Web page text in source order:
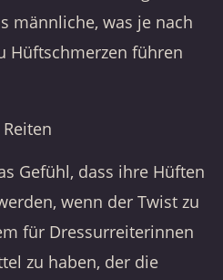
männliche, was je nach
Hüftschmerzen führen
Gefühl, dass ihre Hüften
wenn der Twist zu
für Dressurreiterinnen
zu haben, der die